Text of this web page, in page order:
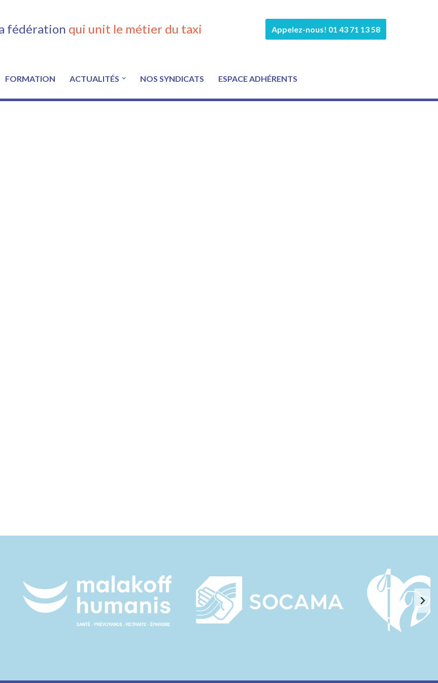
fédération qui unit le métier du taxi Appelez-nous! 01 43 71 13 58
FORMATION ACTUALITÉS NOS SYNDICATS ESPACE ADHÉRENTS